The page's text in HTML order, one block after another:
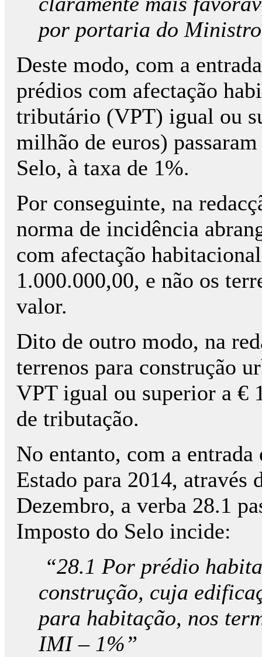
por portaria do
Deste modo, com a
prédios com afectação
tributário (VPT) igual ou
milhão de euros)
Selo, à taxa de 1%.
Por conseguinte, na
norma de incidência
com afectação
1.000.000,00, e não os
valor.
Dito de outro modo, na
terrenos para construção
VPT igual ou superior a €
de tributação.
No entanto, com a
Estado para 2014, através
Dezembro, a verba 28.1
Imposto do Selo incide:
“28.1 Por prédio
construção, cuja
para habitação, nos
IMI – 1%”